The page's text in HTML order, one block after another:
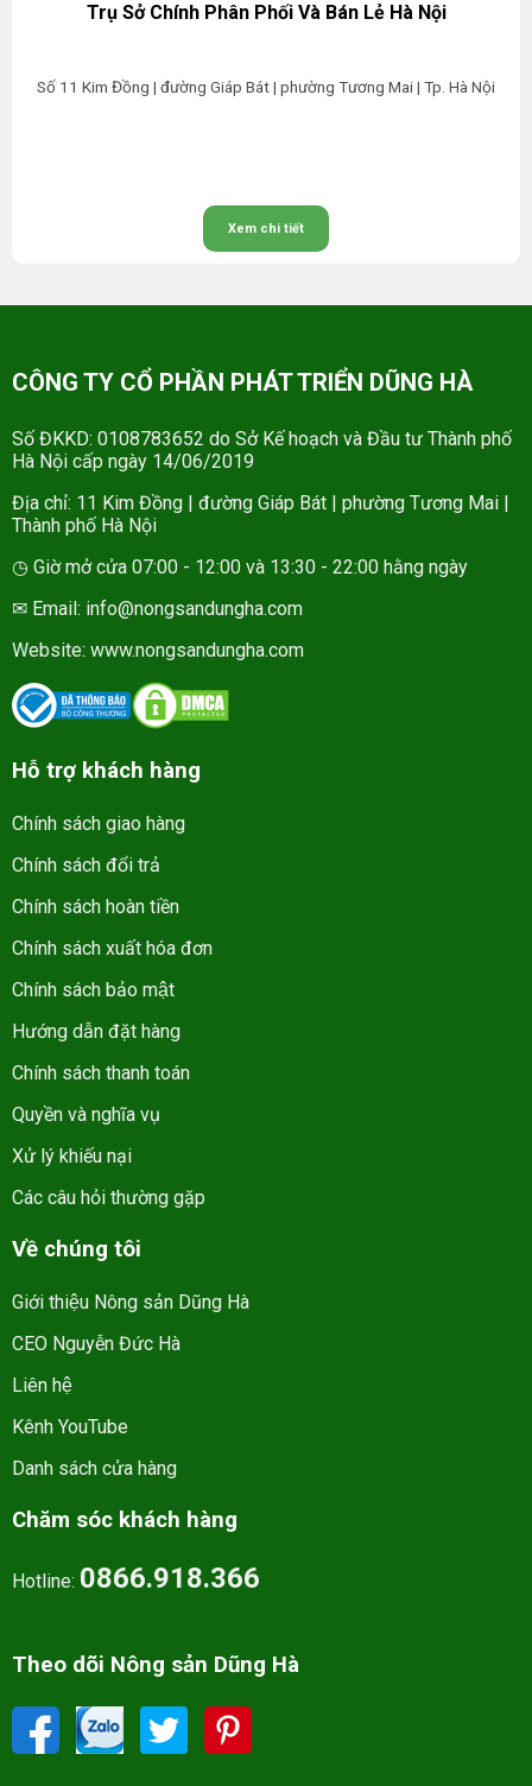
Trụ Sở Chính Phân Phối Và Bán Lẻ Hà Nội
Số 11 Kim Đồng | đường Giáp Bát | phường Tương Mai | Tp. Hà Nội
Xem chi tiết
CÔNG TY CỔ PHẦN PHÁT TRIỂN DŨNG HÀ
Số ĐKKD: 0108783652 do Sở Kế hoạch và Đầu tư Thành phố
Hà Nội cấp ngày 14/06/2019
Địa chỉ: 11 Kim Đồng | đường Giáp Bát | phường Tương Mai |
Thành phố Hà Nội
◷ Giờ mở cửa 07:00 - 12:00 và 13:30 - 22:00 hằng ngày
✉ Email: info@nongsandungha.com
Website: www.nongsandungha.com
Hỗ trợ khách hàng
Chính sách giao hàng
Chính sách đổi trả
Chính sách hoàn tiền
Chính sách xuất hóa đơn
Chính sách bảo mật
Hướng dẫn đặt hàng
Chính sách thanh toán
Quyền và nghĩa vụ
Xử lý khiếu nại
Các câu hỏi thường gặp
Về chúng tôi
Giới thiệu Nông sản Dũng Hà
CEO Nguyễn Đức Hà
Liên hệ
Kênh YouTube
Danh sách cửa hàng
Chăm sóc khách hàng
Hotline: 0866.918.366
Theo dõi Nông sản Dũng Hà